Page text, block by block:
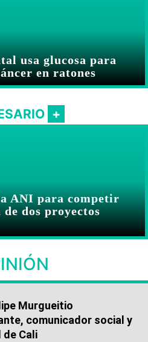
usa glucosa para
en ratones
ANI para competir
dos proyectos
Murgueitio
comunicador social y
de Cali